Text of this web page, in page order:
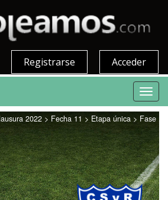
Acceder
Registrarse
2022 > Fecha 11 > Etapa única > Fase